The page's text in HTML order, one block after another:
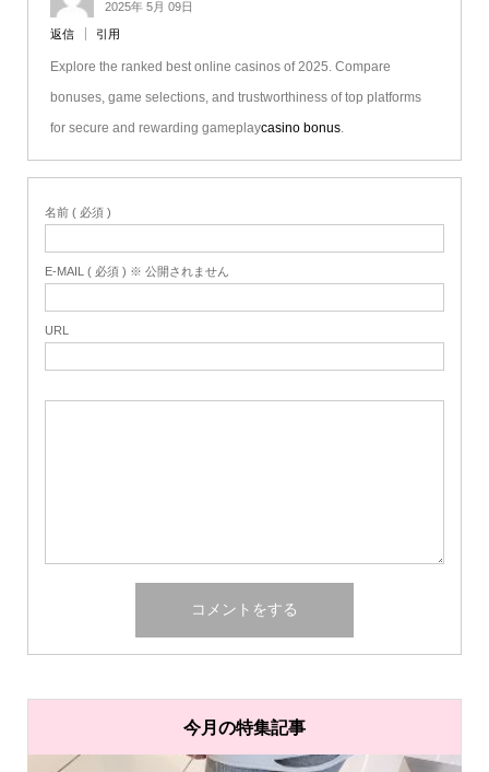
2025年 5月 09日
返信 引用
Explore the ranked best online casinos of 2025. Compare
bonuses, game selections, and trustworthiness of top platforms
for secure and rewarding gameplaycasino bonus.
名前 ( 必須 )
E-MAIL ( 必須 ) ※ 公開されません
URL
今月の特集記事